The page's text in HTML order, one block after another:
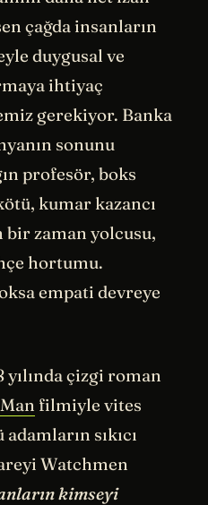
çağda insanların
duygusal ve
ihtiyaç
gerekiyor. Banka
sonunu
profesör, boks
kumar kazancı
zaman yolcusu,
hortumu.
empati devreye
çizgi roman
filmiyle vites
sıkıcı
Watchmen
kimseyi